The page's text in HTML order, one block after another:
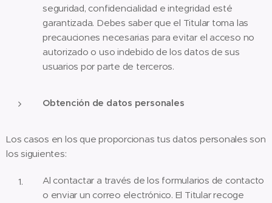
seguridad, confidencialidad e integridad esté
garantizada. Debes saber que el Titular toma las
precauciones necesarias para evitar el acceso no
autorizado o uso indebido de los datos de sus
usuarios por parte de terceros.
Obtención de datos personales
Los casos en los que proporcionas tus datos personales son
los siguientes:
​Al contactar a través de los formularios de contacto
o enviar un correo electrónico. El Titular recoge